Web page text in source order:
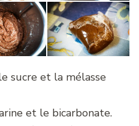
sucre et la mélasse
et le bicarbonate.